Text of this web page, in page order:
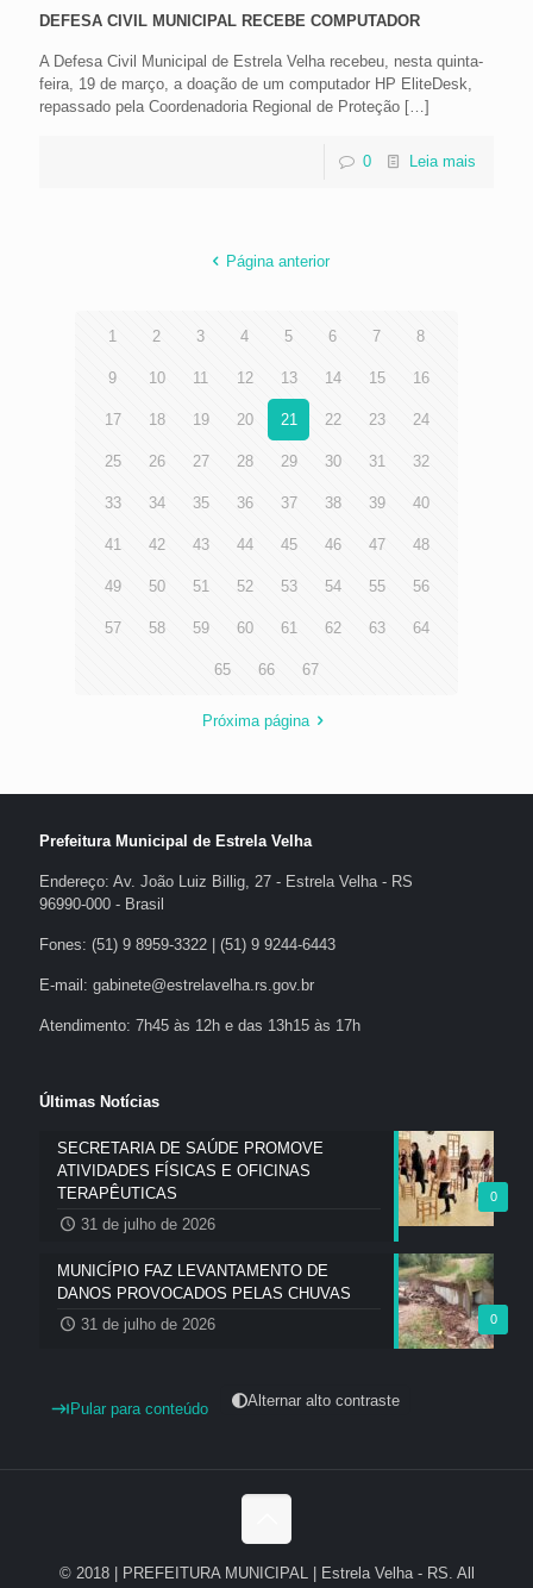
DEFESA CIVIL MUNICIPAL RECEBE COMPUTADOR
A Defesa Civil Municipal de Estrela Velha recebeu, nesta quinta-
feira, 19 de março, a doação de um computador HP EliteDesk,
repassado pela Coordenadoria Regional de Proteção […]
0 Leia mais
Página anterior
1 2 3 4 5 6 7 8
9 10 11 12 13 14 15 16
17 18 19 20 21 22 23 24
25 26 27 28 29 30 31 32
33 34 35 36 37 38 39 40
41 42 43 44 45 46 47 48
49 50 51 52 53 54 55 56
57 58 59 60 61 62 63 64
65 66 67
Próxima página
Prefeitura Municipal de Estrela Velha
Endereço: Av. João Luiz Billig, 27 - Estrela Velha - RS
96990-000 - Brasil
Fones: (51) 9 8959-3322 | (51) 9 9244-6443
E-mail: gabinete@estrelavelha.rs.gov.br
Atendimento: 7h45 às 12h e das 13h15 às 17h
Últimas Notícias
0
SECRETARIA DE SAÚDE PROMOVE
ATIVIDADES FÍSICAS E OFICINAS
TERAPÊUTICAS
31 de julho de 2026
0
MUNICÍPIO FAZ LEVANTAMENTO DE
DANOS PROVOCADOS PELAS CHUVAS
31 de julho de 2026
Pular para conteúdo Alternar alto contraste
© 2018 | PREFEITURA MUNICIPAL | Estrela Velha - RS. All